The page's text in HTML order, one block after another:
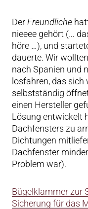
Der Freundliche
nieeee gehört (…
höre …), und
dauerte. Wir
nach Spanien und
losfahren, das
selbstständig
einen Hersteller
Lösung entwickelt
Dachfensters zu
Dichtungen
Dachfenster
Problem war).
Bügelklammer zur
Sicherung für das